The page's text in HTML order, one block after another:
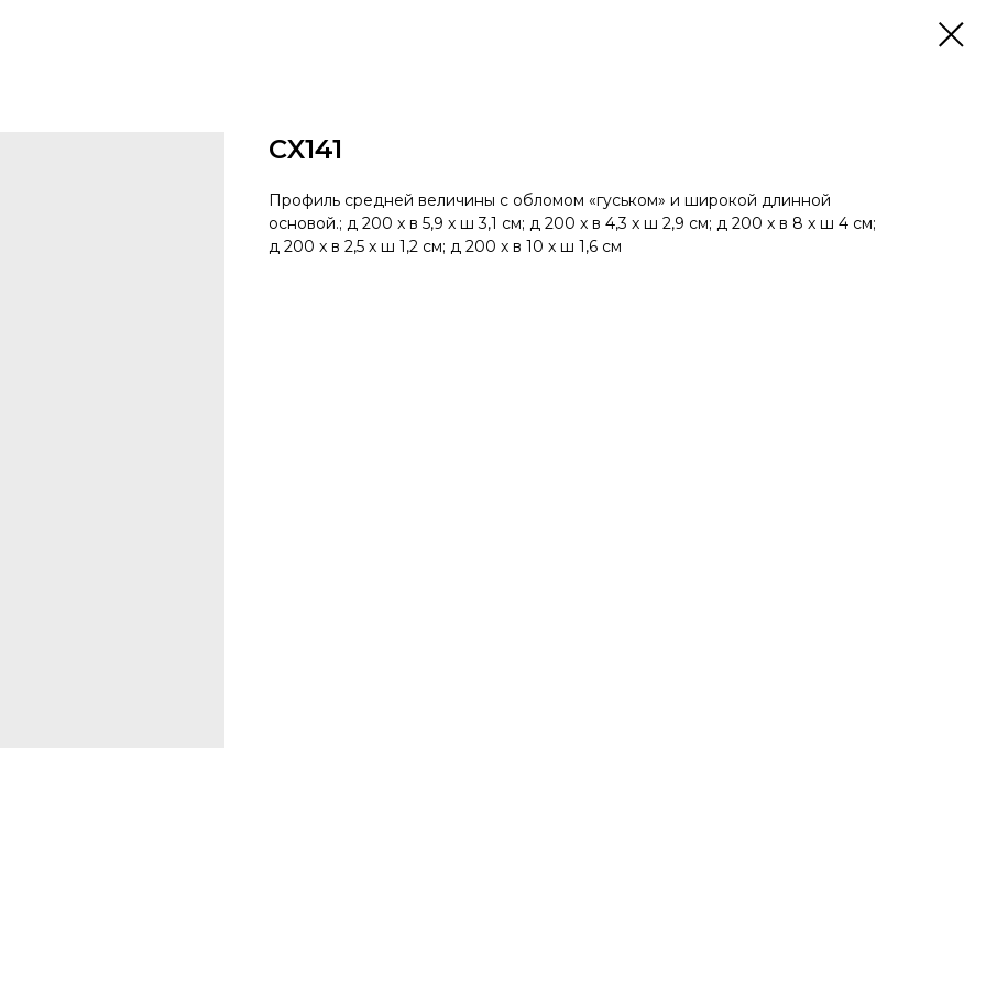
CX141
Профиль средней величины с обломом «гуськом» и широкой длинной
основой.; д 200 x в 5,9 x ш 3,1 см; д 200 x в 4,3 x ш 2,9 см; д 200 x в 8 x ш 4 см;
д 200 x в 2,5 x ш 1,2 см; д 200 x в 10 x ш 1,6 см